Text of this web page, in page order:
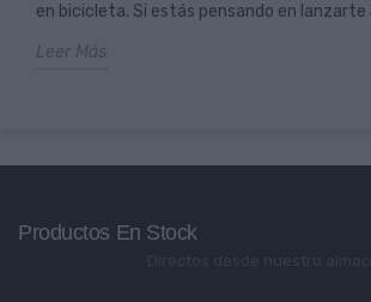
en bicicleta. Si estás pensando en lanzarte
Leer Más
Productos En Stock